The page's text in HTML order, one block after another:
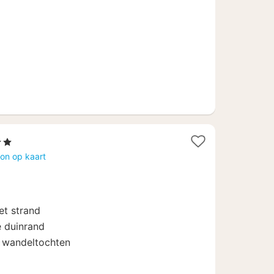
op kaart
strand
duinrand